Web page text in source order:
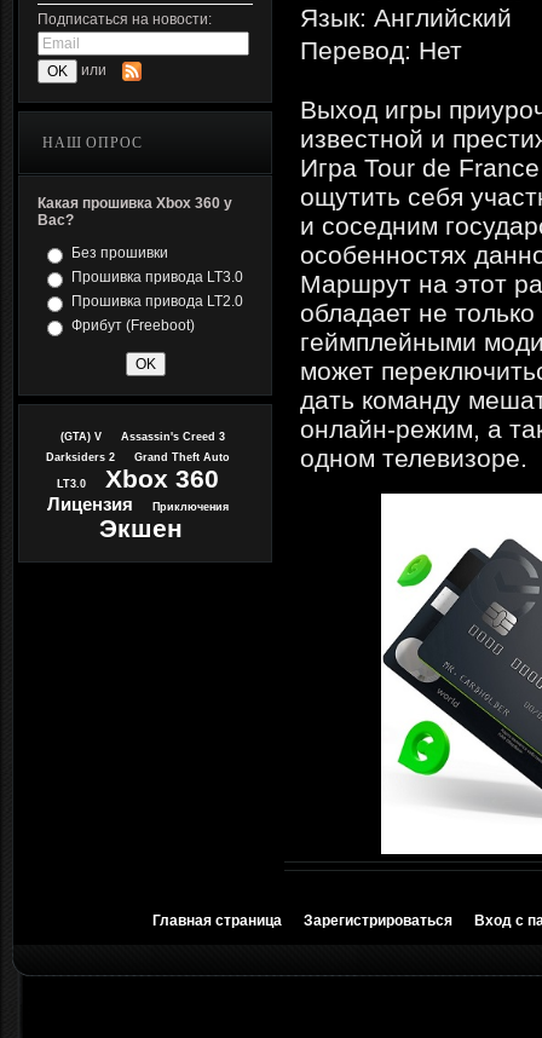
Подписаться на новости:
или
НАШ ОПРОС
Какая прошивка Xbox 360 у
Вас?
Без прошивки
Прошивка привода LT3.0
Прошивка привода LT2.0
Фрибут (Freeboot)
(GTA) V
Assassin's Creed 3
Darksiders 2
Grand Theft Auto
LT3.0 Xbox 360
Лицензия Приключения
Экшен
Язык: Английский
Перевод: Нет
Выход игры
известной и
Игра Tour de
ощутить себя
и соседним
особенностях
Маршрут на этот
обладает не
геймплейными
может
дать команду
онлайн-режим, а
одном телевизоре.
Главная страница Зарегистрироваться Вход с